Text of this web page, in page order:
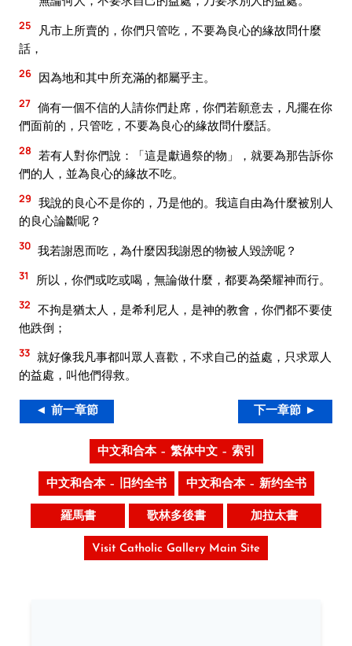
25
凡市上所賣的，你們只管吃，不要為良心的緣故問什麼
話，
26 因為地和其中所充滿的都屬乎主。
27 倘有一個不信的人請你們赴席，你們若願意去，凡擺在你
們面前的，只管吃，不要為良心的緣故問什麼話。
28
若有人對你們說：「這是獻過祭的物」，就要為那告訴你
們的人，並為良心的緣故不吃。
29 我說的良心不是你的，乃是他的。我這自由為什麼被別人
的良心論斷呢？
30 我若謝恩而吃，為什麼因我謝恩的物被人毀謗呢？
31 所以，你們或吃或喝，無論做什麼，都要為榮耀神而行。
32 不拘是猶太人，是希利尼人，是神的教會，你們都不要使
他跌倒；
33 就好像我凡事都叫眾人喜歡，不求自己的益處，只求眾人
的益處，叫他們得救。
◄ 前一章節 下一章節 ►
中文和合本 – 繁体中文 – 索引
中文和合本 – 旧约全书 中文和合本 – 新约全书
羅馬書 歌林多後書 加拉太書
Visit Catholic Gallery Main Site